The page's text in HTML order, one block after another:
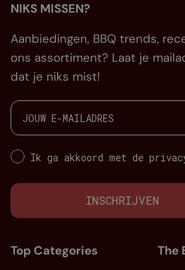
NIKS MISSEN?
Aanbiedingen, BBQ trends,
ons assortiment? Laat je
dat je niks mist!
Ik ga akkoord met de
INSCHRIJVEN
Top Categories
The